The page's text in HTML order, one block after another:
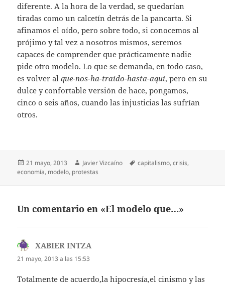
diferente. A la hora de la verdad, se quedarían
tiradas como un calcetín detrás de la pancarta. Si
afinamos el oído, pero sobre todo, si conocemos al
prójimo y tal vez a nosotros mismos, seremos
capaces de comprender que prácticamente nadie
pide otro modelo. Lo que se demanda, en todo caso,
es volver alque-nos-ha-traído-hasta-aquí, pero en su
dulce y confortable versión de hace, pongamos,
cinco o seis años, cuando las injusticias las sufrían
otros.
Publicado
el
21 mayo, 2013 Autor
Javier Vizcaíno Etiquetas
capitalismo,crisis,
economía, modelo, protestas
Un comentario en «El modelo que…»
XABIER INTZA
21 mayo, 2013 a las 15:53
Totalmente de acuerdo,la hipocresía,el cinismo y las